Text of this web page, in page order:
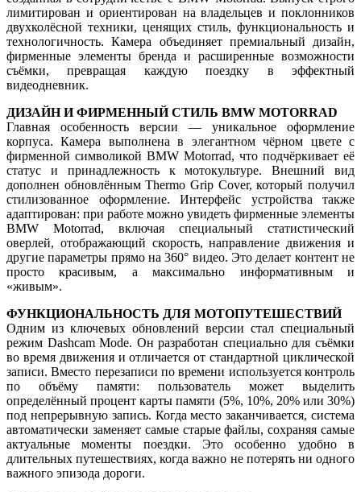
лимитирован и ориентирован на владельцев и поклонников
двухколёсной техники, ценящих стиль, функциональность и
технологичность. Камера объединяет премиальный дизайн,
фирменные элементы бренда и расширенные возможности
съёмки, превращая каждую поездку в эффектный
видеодневник.
ДИЗАЙН И ФИРМЕННЫЙ СТИЛЬ BMW MOTORRAD
Главная особенность версии — уникальное оформление
корпуса. Камера выполнена в элегантном чёрном цвете с
фирменной символикой BMW Motorrad, что подчёркивает её
статус и принадлежность к мотокультуре. Внешний вид
дополнен обновлённым Thermo Grip Cover, который получил
стилизованное оформление. Интерфейс устройства также
адаптирован: при работе можно увидеть фирменные элементы
BMW Motorrad, включая специальный статистический
оверлей, отображающий скорость, направление движения и
другие параметры прямо на 360° видео. Это делает контент не
просто красивым, а максимально информативным и
«живым».
ФУНКЦИОНАЛЬНОСТЬ ДЛЯ МОТОПУТЕШЕСТВИЙ
Одним из ключевых обновлений версии стал специальный
режим Dashcam Mode. Он разработан специально для съёмки
во время движения и отличается от стандартной циклической
записи. Вместо перезаписи по времени используется контроль
по объёму памяти: пользователь может выделить
определённый процент карты памяти (5%, 10%, 20% или 30%)
под непрерывную запись. Когда место заканчивается, система
автоматически заменяет самые старые файлы, сохраняя самые
актуальные моменты поездки. Это особенно удобно в
длительных путешествиях, когда важно не потерять ни одного
важного эпизода дороги.